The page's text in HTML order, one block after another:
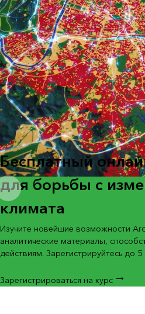
Бесплатный
для борьбы с
климата
Изучите новейшие возможности
аналитические материалы,
действиям. Зарегистрируйтесь до
Зарегистрироваться на курс